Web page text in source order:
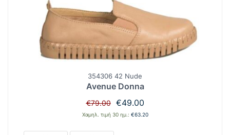
354306 42 Nude
Avenue Donna
€79.00
Original
price
€49.00Η
τρέχουσα
Χαμηλ. τιμή 30 ημ.: €63.20